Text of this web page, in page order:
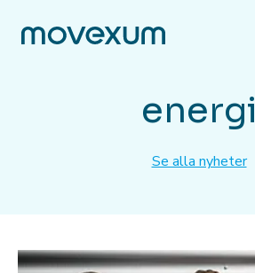
energi
Se alla nyheter